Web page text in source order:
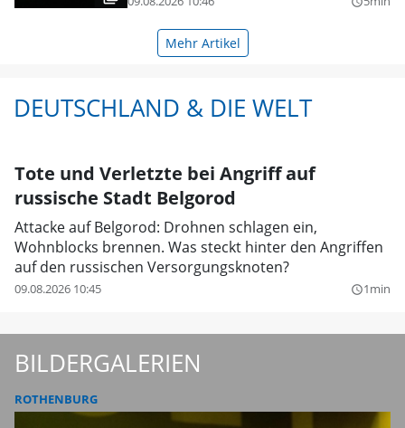
Mehr Artikel
DEUTSCHLAND & DIE WELT
Tote und Verletzte bei Angriff auf
russische Stadt Belgorod
Attacke auf Belgorod: Drohnen schlagen ein,
Wohnblocks brennen. Was steckt hinter den Angriffen
auf den russischen Versorgungsknoten?
09.08.2026 10:45 query_builder1min
BILDERGALERIEN
ROTHENBURG